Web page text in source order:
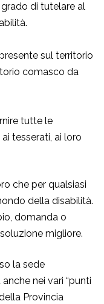
di tutelare al
sul territorio
comasco da
tutte le
tesserati, ai loro
che per qualsiasi
della disabilità.
domanda o
migliore.
la sede
nei vari “punti
Provincia